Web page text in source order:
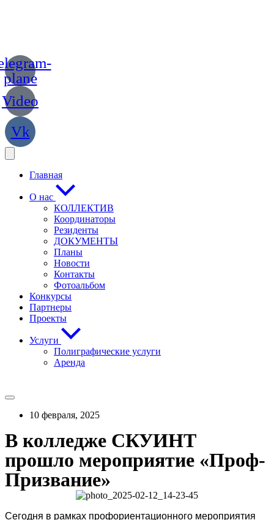
plane
Video
Vk
Главная
О нас
КОЛЛЕКТИВ
Координаторы
Резиденты
ДОКУМЕНТЫ
Планы
Новости
Контакты
Фотоальбом
Конкурсы
Партнеры
Проекты
Услуги
Полиграфические услуги
Аренда
10 февраля, 2025
В колледже СКУИНТ
прошло мероприятие «Проф-
Призвание»
Сегодня в рамках профориентационного мероприятия